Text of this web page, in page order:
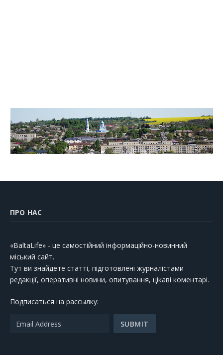
ПРО НАС
«BaltaLife» - це самостійний інформаційно-новинний
міський сайт.
Тут ви знайдете статті, підготовлені журналістами
редакції, оперативні новини, опитування, цікаві коментарі.
Подписаться на рассылку: